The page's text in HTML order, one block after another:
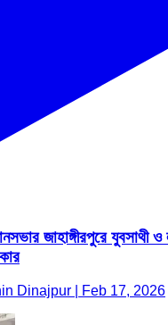
জাহাঙ্গীরপুরে যুবসাথী ও
Dinajpur | Feb 17, 2026